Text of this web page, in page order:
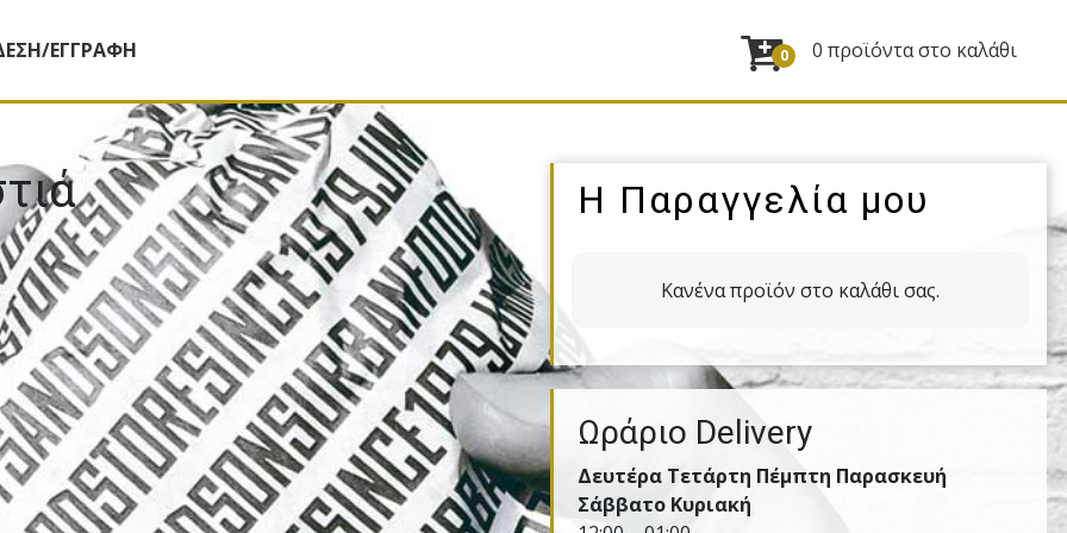
ΕΓΓΡΑΦΗ 0 0 προϊόντα στο καλάθι
Η Παραγγελία μου
Κανένα προϊόν στο καλάθι σας.
Ωράριο Delivery
Δευτέρα Τετάρτη Πέμπτη Παρασκευή
Σάββατο Κυριακή